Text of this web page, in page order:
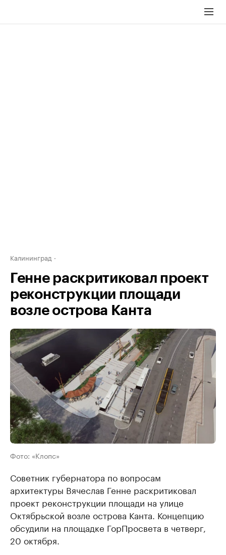
Калининград
Генне раскритиковал проект
реконструкции площади
возле острова Канта
Фото: «Клопс»
Советник губернатора по вопросам
архитектуры Вячеслав Генне раскритиковал
проект реконструкции площади на улице
Октябрьской возле острова Канта. Концепцию
обсудили на площадке ГорПросвета в четверг,
20 октября.